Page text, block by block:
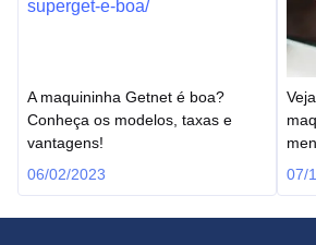
A maquininha Getnet é boa?
Conheça os modelos, taxas e
vantagens!
06/02/2023
07/